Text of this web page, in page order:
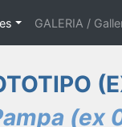
GALERIA /
(ex